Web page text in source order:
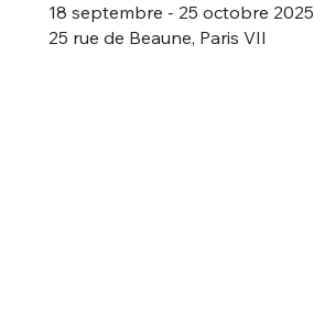
18 septembre - 25 octobre 2025
25 rue de Beaune, Paris VII